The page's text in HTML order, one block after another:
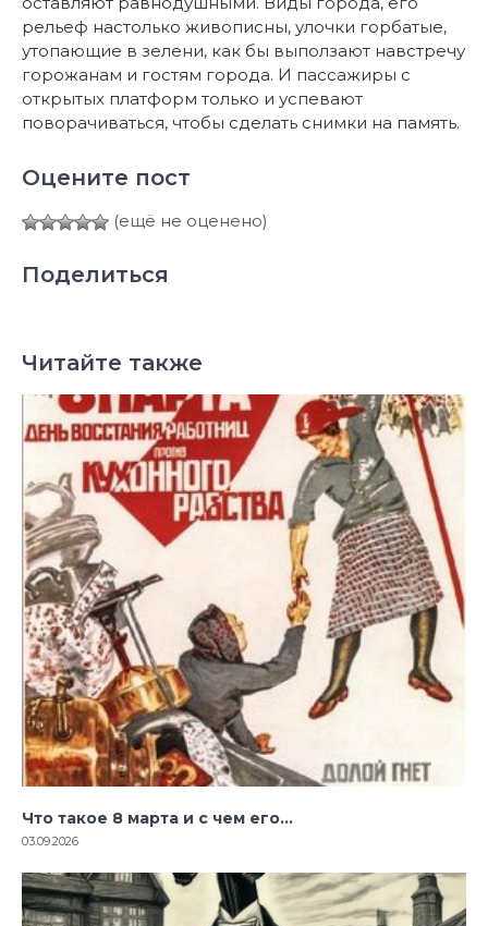
рельеф настолько живописны, улочки горбатые,
утопающие в зелени, как бы выползают навстречу
горожанам и гостям города. И пассажиры с
открытых платформ только и успевают
поворачиваться, чтобы сделать снимки на память.
Оцените пост
(ещё не оценено)
Поделиться
Читайте также
Что такое 8 марта и с чем его…
03.09.2026